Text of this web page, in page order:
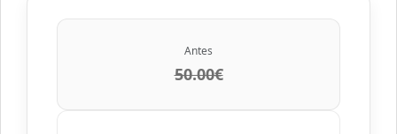
Antes
50.00€